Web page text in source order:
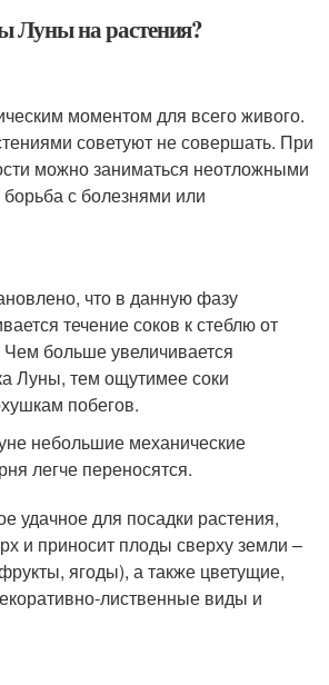
Луны на растения?
моментом для всего живого.
советуют не совершать. При
можно заниматься неотложными
с болезнями или
что в данную фазу
течение соков к стеблю от
больше увеличивается
Луны, тем ощутимее соки
побегов.
небольшие механические
легче переносятся.
удачное для посадки растения,
и приносит плоды сверху земли –
ягоды), а также цветущие,
лиственные виды и